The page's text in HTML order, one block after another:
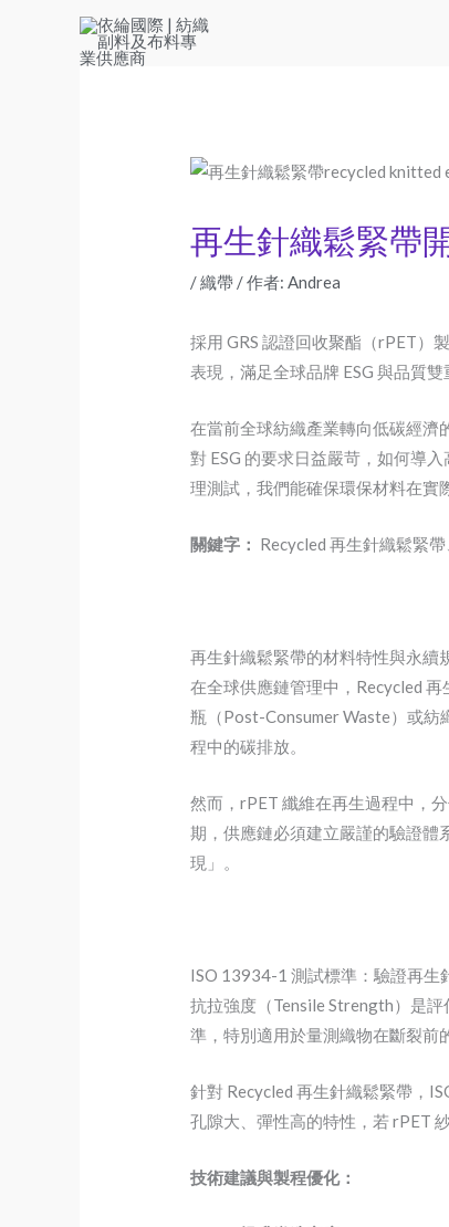
再生針織鬆緊帶
/織帶 / 作者:Andrea
採用 GRS 認證回收聚酯（rPET）
表現，滿足全球品牌 ESG 與品質雙
在當前全球紡織產業轉向低碳經濟
對 ESG 的要求日益嚴苛，如何導
理測試，我們能確保環保材料在實
關鍵字： Recycled 再生針織鬆緊
再生針織鬆緊帶的材料特性與永續
在全球供應鏈管理中，Recycled
瓶（Post-Consumer Waste）或紡
程中的碳排放。
然而，rPET 纖維在再生過程中，
期，供應鏈必須建立嚴謹的驗證體
現」。
ISO 13934-1 測試標準：驗證再生
抗拉強度（Tensile Strength）是評
準，特別適用於量測織物在斷裂前
針對 Recycled 再生針織鬆緊帶，
孔隙大、彈性高的特性，若 rPET
技術建議與製程優化：